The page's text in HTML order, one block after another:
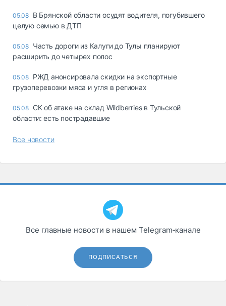
05.08 В Брянской области осудят водителя, погубившего
целую семью в ДТП
05.08 Часть дороги из Калуги до Тулы планируют
расширить до четырех полос
05.08 РЖД анонсировала скидки на экспортные
грузоперевозки мяса и угля в регионах
05.08 СК об атаке на склад Wildberries в Тульской
области: есть пострадавшие
Все новости
Все главные новости в нашем Telegram‑канале
ПОДПИСАТЬСЯ